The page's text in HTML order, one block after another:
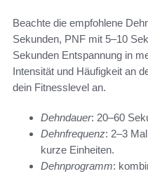
Beachte die empfohlene
Sekunden, PNF mit 5–10
Sekunden Entspannung in
Intensität und Häufigkeit an
dein Fitnesslevel an.
Dehndauer: 20–60
Dehnfrequenz: 2–3
kurze Einheiten.
Dehnprogramm: